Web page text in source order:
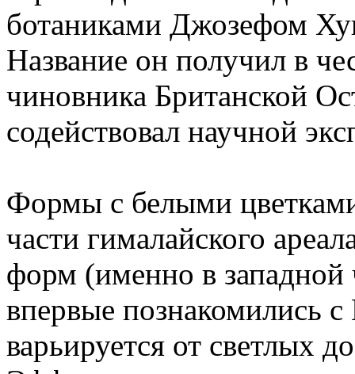
ботаниками Джозефом
Название он получил в
чиновника Британской
содействовал научной
Формы с белыми
части гималайского
форм (именно в западной
впервые познакомились
варьируется от светлых